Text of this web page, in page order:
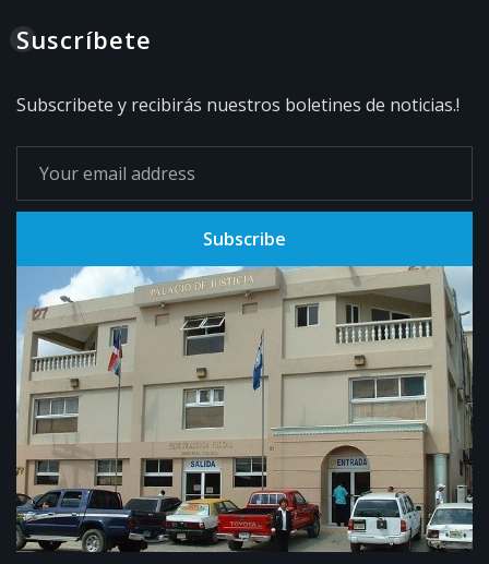
Suscríbete
Subscribete y recibirás nuestros boletines de noticias.!
Subscribe